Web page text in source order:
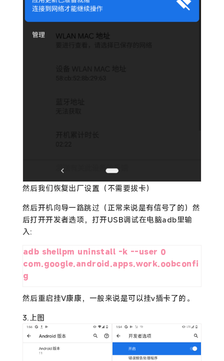
然后我们恢复出厂设置（不需要拔卡）
然后开机向导一路跳过（正常来说是有信号了的）然
后打开开发者选项，打开USB调试在电脑adb里输
入:
adb shellpm uninstall -k --user 0
com.google.android.apps.work.oobconfi
g
然后重启挂V康康，一般来说是可以挂v插卡了的。
3.上图